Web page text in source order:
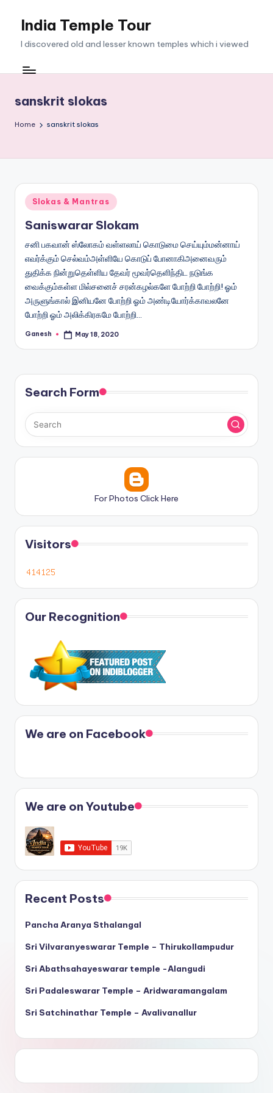
India Temple Tour
I discovered old and lesser known temples which i viewed
sanskrit slokas
Home sanskrit slokas
Posted
in
Slokas & Mantras
Saniswarar Slokam
சனி பகவான் ஸ்லோகம் வள்ளலாய் கொடுமை செய்யும்மன்னாய்
எவர்க்கும் செல்வம்அள்ளியே கொடுப் போனாகிஅனைவரும்
துதிக்க நின்றுதெள்ளிய தேவர் மூவர்தெளிந்திட நடுங்க
வைக்கும்கள்ள மில்சனைச் சரன்கழல்களே போற்றி போற்றி! ஓம்
அருளுங்கால் இனியனே போற்றி ஓம் அண்டியோர்க்காவலனே
போற்றி ஓம் அலிக்கிரகமே போற்றி…
Posted
Ganesh May 18, 2020
Search Form
For Photos Click Here
Visitors
Our Recognition
We are on Facebook
We are on Youtube
Recent Posts
Pancha Aranya Sthalangal
Sri Vilvaranyeswarar Temple – Thirukollampudur
Sri Abathsahayeswarar temple -Alangudi
Sri Padaleswarar Temple – Aridwaramangalam
Sri Satchinathar Temple – Avalivanallur